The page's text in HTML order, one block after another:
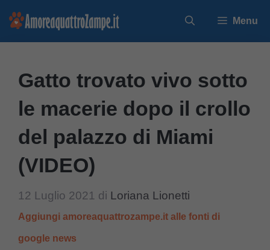
Vai
Menu
Gatto trovato vivo sotto
le macerie dopo il crollo
del palazzo di Miami
(VIDEO)
12 Luglio 2021 di Loriana Lionetti
Aggiungi amoreaquattrozampe.it alle fonti di
google news